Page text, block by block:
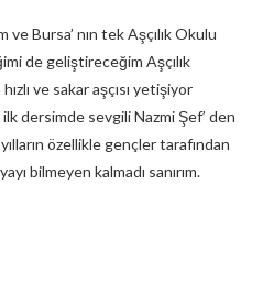
ve Bursa’ nın tek Aşçılık Okulu
de geliştireceğim Aşçılık
ve sakar aşçısı yetişiyor
dersimde sevgili Nazmi Şef’ den
özellikle gençler tarafından
bilmeyen kalmadı sanırım.